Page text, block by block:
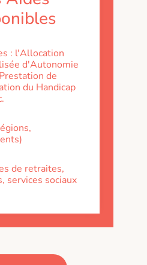
: l'Allocation
d'Autonomie
de
du Handicap
de retraites,
services sociaux